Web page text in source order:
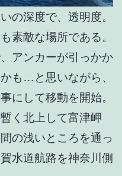
の深度で、透明度。
素敵な場所である。
アンカーが引っかか
も…と思いながら、
にして移動を開始。
く北上して富津岬
の浅いところを通っ
水道航路を神奈川側